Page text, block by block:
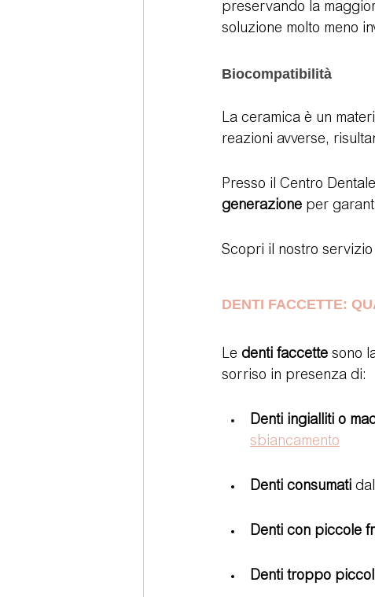
preservando la
soluzione molto meno
Biocompatibilità
La ceramica è un
reazioni avverse,
Presso il Centro
generazione per
Scopri il nostro servizio
DENTI FACCETTE:
Le denti faccette sono
sorriso in presenza di:
Denti ingialliti o
sbiancamento
Denti consumati
Denti con piccole
Denti troppo